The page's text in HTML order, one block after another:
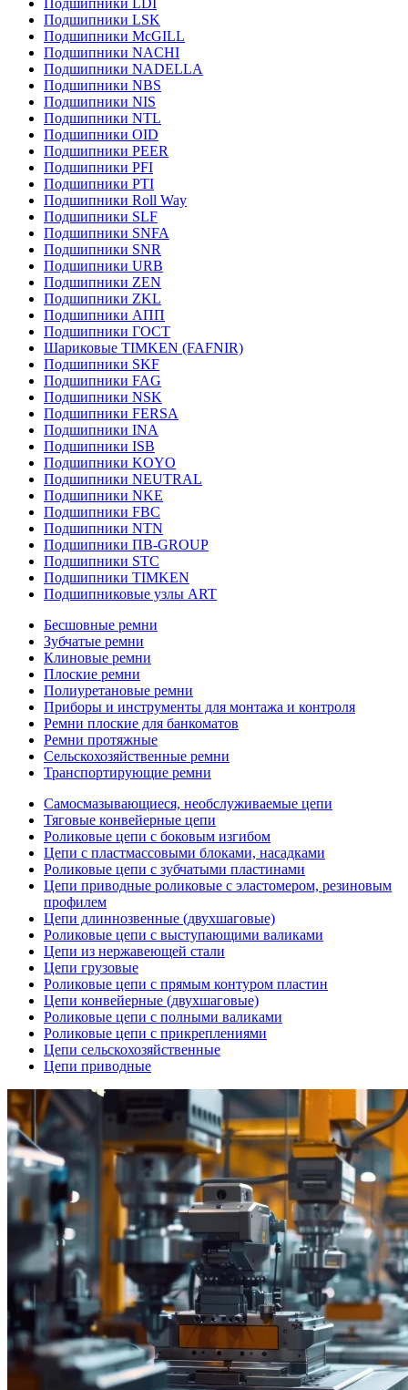
Подшипники LDI
Подшипники LSK
Подшипники McGILL
Подшипники NACHI
Подшипники NADELLA
Подшипники NBS
Подшипники NIS
Подшипники NTL
Подшипники OID
Подшипники PEER
Подшипники PFI
Подшипники PTI
Подшипники Roll Way
Подшипники SLF
Подшипники SNFA
Подшипники SNR
Подшипники URB
Подшипники ZEN
Подшипники ZKL
Подшипники АПП
Подшипники ГОСТ
Шариковые ТІMKEN (FAFNIR)
Подшипники SKF
Подшипники FAG
Подшипники NSK
Подшипники FERSA
Подшипники INA
Подшипники ISB
Подшипники KOYO
Подшипники NEUTRAL
Подшипники NKE
Подшипники FBC
Подшипники NTN
Подшипники ПВ-GROUP
Подшипники STC
Подшипники TIMKEN
Подшипниковые узлы ART
Бесшовные ремни
Зубчатые ремни
Клиновые ремни
Плоские ремни
Полиуретановые ремни
Приборы и инструменты для монтажа и контроля
Ремни плоские для банкоматов
Ремни протяжные
Сельскохозяйственные ремни
Транспортирующие ремни
Самосмазывающиеся, необслуживаемые цепи
Тяговые конвейерные цепи
Роликовые цепи с боковым изгибом
Цепи с пластмассовыми блоками, насадками
Роликовые цепи с зубчатыми пластинами
Цепи приводные роликовые с эластомером, резиновым
профилем
Цепи длиннозвенные (двухшаговые)
Роликовые цепи с выступающими валиками
Цепи из нержавеющей стали
Цепи грузовые
Роликовые цепи с прямым контуром пластин
Цепи конвейерные (двухшаговые)
Роликовые цепи с полными валиками
Роликовые цепи с прикреплениями
Цепи сельскохозяйственные
Цепи приводные